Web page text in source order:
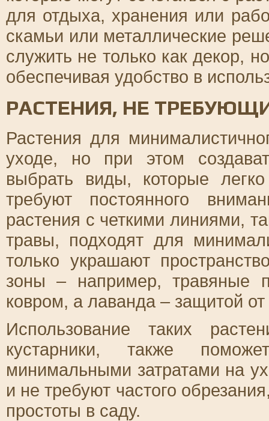
для отдыха, хранения или
скамьи или металлические
служить не только как декор,
обеспечивая удобство в
РАСТЕНИЯ, НЕ
Растения для
уходе, но при этом
выбрать виды, которые
требуют постоянного
растения с четкими линиями,
травы, подходят для
только украшают
зоны – например, травяные
ковром, а лаванда – защитой
Использование таких
кустарники, также
минимальными затратами на
и не требуют частого
простоты в саду.